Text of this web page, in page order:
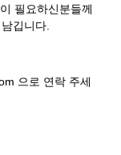
필요하신분들께
깁니다.
으로 연락 주세